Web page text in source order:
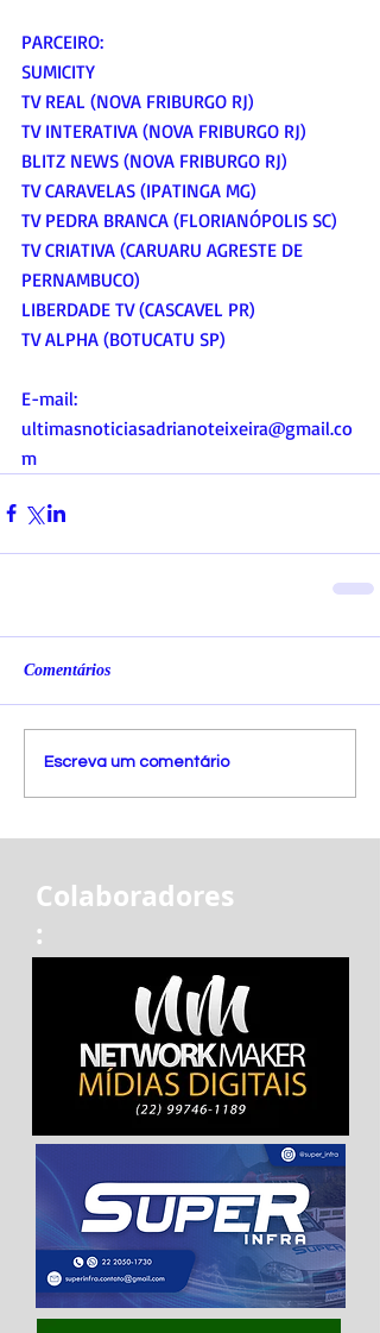
PARCEIRO:
SUMICITY
TV REAL (NOVA FRIBURGO RJ)
TV INTERATIVA (NOVA FRIBURGO RJ)
BLITZ NEWS (NOVA FRIBURGO RJ)
TV CARAVELAS (IPATINGA MG)
TV PEDRA BRANCA (FLORIANÓPOLIS SC)
TV CRIATIVA (CARUARU AGRESTE DE
PERNAMBUCO)
LIBERDADE TV (CASCAVEL PR)
TV ALPHA (BOTUCATU SP)
E-mail:
ultimasnoticiasadrianoteixeira@gmail.co
m
Comentários
Escreva um comentário
Colaboradores
: